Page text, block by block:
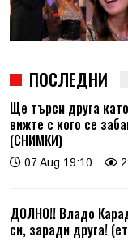
ПОСЛЕДНИ
Ще търси друга
вижте с кого се
(СНИМКИ)
07 Aug 19:10
ДОЛНО!! Владо
си, заради друга!